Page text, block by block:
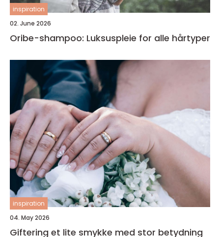
inspiration
02. June 2026
Oribe-shampoo: Luksuspleie for alle hårtyper
inspiration
04. May 2026
Giftering et lite smykke med stor betydning